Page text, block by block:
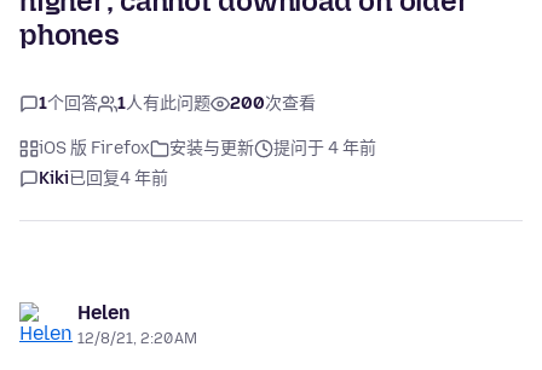
phones
1个回答 1人有此问题 200次查看
iOS 版 Firefox 安装与更新
提问于 4 年前
Kiki已回复4 年前
Helen
12/8/21, 2:20 AM